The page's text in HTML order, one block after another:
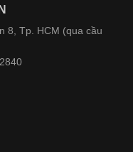
8, Tp. HCM (qua cầu